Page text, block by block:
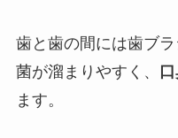
歯と歯の間には歯ブ
菌が溜まりやすく、
ます。